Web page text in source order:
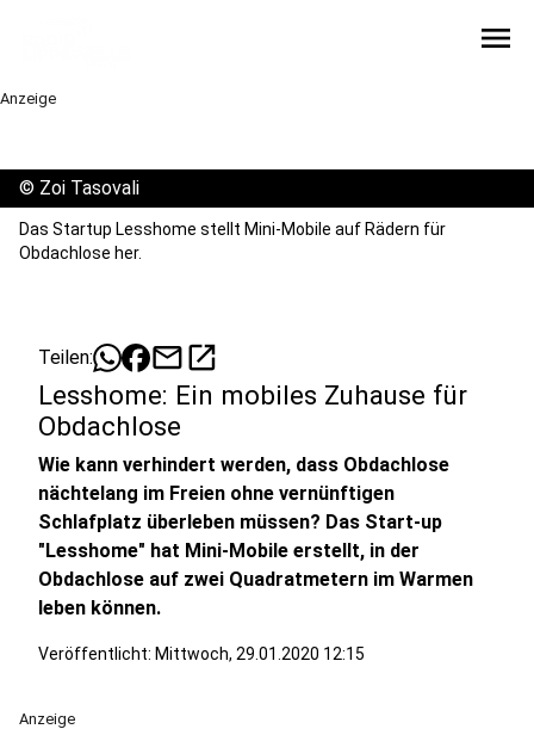
menu
Anzeige
© Zoi Tasovali
Das Startup Lesshome stellt Mini-Mobile auf Rädern für
Obdachlose her.
Teilen: mailopen_in_new
Lesshome: Ein mobiles Zuhause für
Obdachlose
Wie kann verhindert werden, dass Obdachlose
nächtelang im Freien ohne vernünftigen
Schlafplatz überleben müssen? Das Start-up
"Lesshome" hat Mini-Mobile erstellt, in der
Obdachlose auf zwei Quadratmetern im Warmen
leben können.
Veröffentlicht: Mittwoch, 29.01.2020 12:15
Anzeige